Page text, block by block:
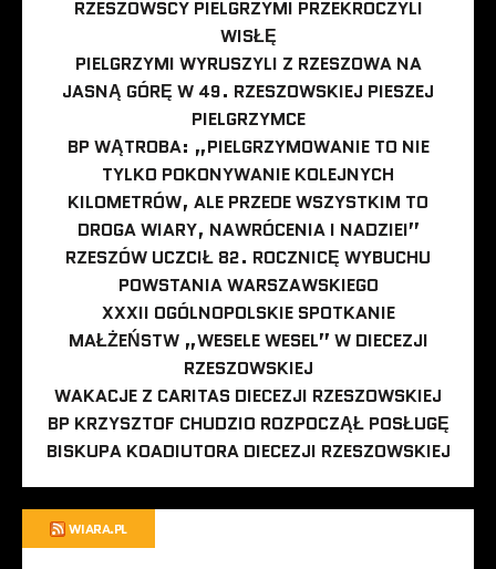
RZESZOWSCY PIELGRZYMI PRZEKROCZYLI
WISŁĘ
PIELGRZYMI WYRUSZYLI Z RZESZOWA NA
JASNĄ GÓRĘ W 49. RZESZOWSKIEJ PIESZEJ
PIELGRZYMCE
BP WĄTROBA: „PIELGRZYMOWANIE TO NIE
TYLKO POKONYWANIE KOLEJNYCH
KILOMETRÓW, ALE PRZEDE WSZYSTKIM TO
DROGA WIARY, NAWRÓCENIA I NADZIEI”
RZESZÓW UCZCIŁ 82. ROCZNICĘ WYBUCHU
POWSTANIA WARSZAWSKIEGO
XXXII OGÓLNOPOLSKIE SPOTKANIE
MAŁŻEŃSTW „WESELE WESEL” W DIECEZJI
RZESZOWSKIEJ
WAKACJE Z CARITAS DIECEZJI RZESZOWSKIEJ
BP KRZYSZTOF CHUDZIO ROZPOCZĄŁ POSŁUGĘ
BISKUPA KOADIUTORA DIECEZJI RZESZOWSKIEJ
WIARA.PL